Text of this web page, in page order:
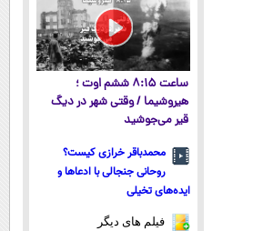
ساعت ۸:۱۵ ششم اوت ؛
هیروشیما / وقتی شهر در دیگ
قیر می‌جوشید
محمدباقر خرازی کیست؟
روحانی جنجالی با ادعاها و
ایده‌های تخیلی
فیلم های دیگر